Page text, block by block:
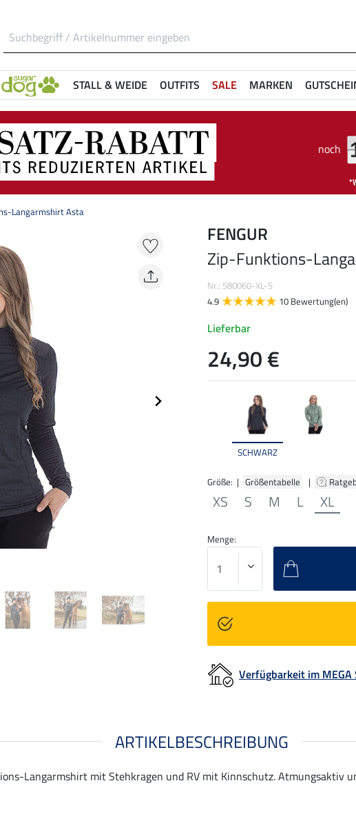
STALL & WEIDE OUTFITS SALE MARKEN
noch
Langarmshirt Asta
SCHWARZ
Größe: | Größentabelle |
XS S M L XL
FENGUR
Zip-Funktions-
Nr.: 580060-XL-S
4.9
10 Bewertung(en)
Lieferbar
24,90 €
Menge:
Verfügbarkeit im MEGA
ARTIKELBESCHREIBUNG
Langarmshirt mit Stehkragen und RV mit Kinnschutz. Atmungsaktiv